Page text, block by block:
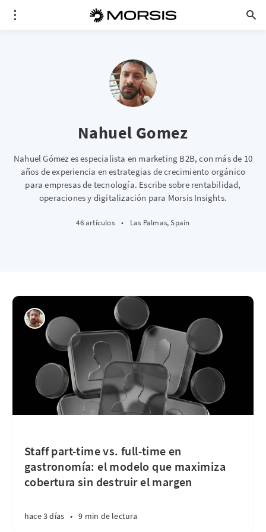
Nahuel Gomez
Nahuel Gómez es especialista en marketing B2B, con más de 10
años de experiencia en estrategias de crecimiento orgánico
para empresas de tecnología. Escribe sobre rentabilidad,
operaciones y digitalización para Morsis Insights.
46 artículos • Las Palmas, Spain
Staff part-time vs. full-time en
gastronomía: el modelo que maximiza
cobertura sin destruir el margen
hace 3 días • 9 min de lectura